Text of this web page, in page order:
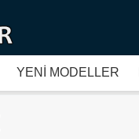
YENİ MODELLER